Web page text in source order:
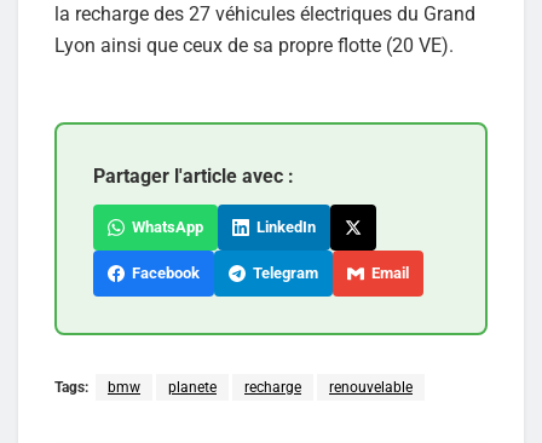
la recharge des 27 véhicules électriques du Grand
Lyon ainsi que ceux de sa propre flotte (20 VE).
Partager l'article avec :
WhatsApp LinkedIn
Facebook Telegram Email
Tags: bmw planete recharge renouvelable